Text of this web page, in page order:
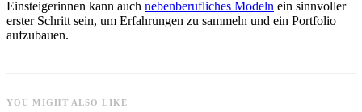
Einsteigerinnen kann auch nebenberufliches Modeln ein sinnvoller
erster Schritt sein, um Erfahrungen zu sammeln und ein Portfolio
aufzubauen.
YOU MIGHT ALSO LIKE